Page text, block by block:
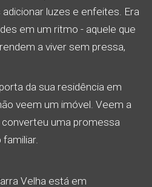
luzes e enfeites. Era
em um ritmo - aquele que
a viver sem pressa,
da sua residência em
veem um imóvel. Veem a
uma promessa
Velha está em